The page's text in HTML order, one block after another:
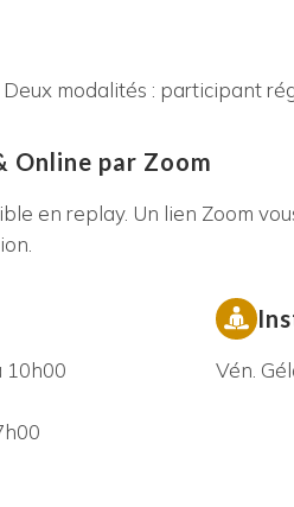
modalités : participant
Online par Zoom
en replay. Un lien Zoom
10h00
Vén.